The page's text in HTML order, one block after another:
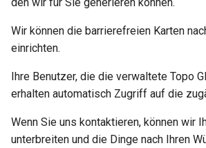
Wir können die barrierefreien Karten
einrichten.
Ihre Benutzer, die die verwaltete Topo
erhalten automatisch Zugriff auf die
Wenn Sie uns kontaktieren, können wir
unterbreiten und die Dinge nach Ihren